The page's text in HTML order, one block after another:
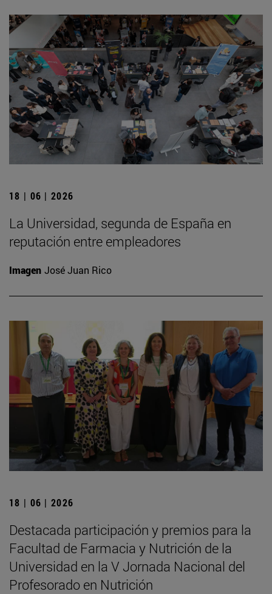
18 | 06 | 2026
La Universidad, segunda de España en
reputación entre empleadores
Imagen José Juan Rico
18 | 06 | 2026
Destacada participación y premios para la
Facultad de Farmacia y Nutrición de la
Universidad en la V Jornada Nacional del
Profesorado en Nutrición